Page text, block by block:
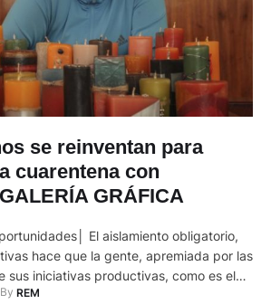
se reinventan para
cuarentena con
GRÁFICA
El aislamiento obligatorio,
hace que la gente, apremiada por las
sus iniciativas productivas, como es el
quien elabora velas artesanales. Los
By REM